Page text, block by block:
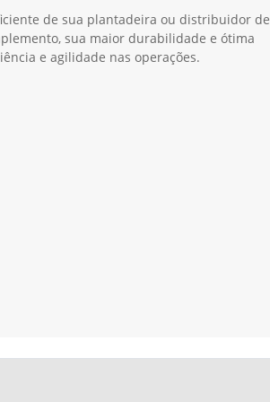
de sua plantadeira ou distribuidor de
sua maior durabilidade e ótima
e agilidade nas operações.